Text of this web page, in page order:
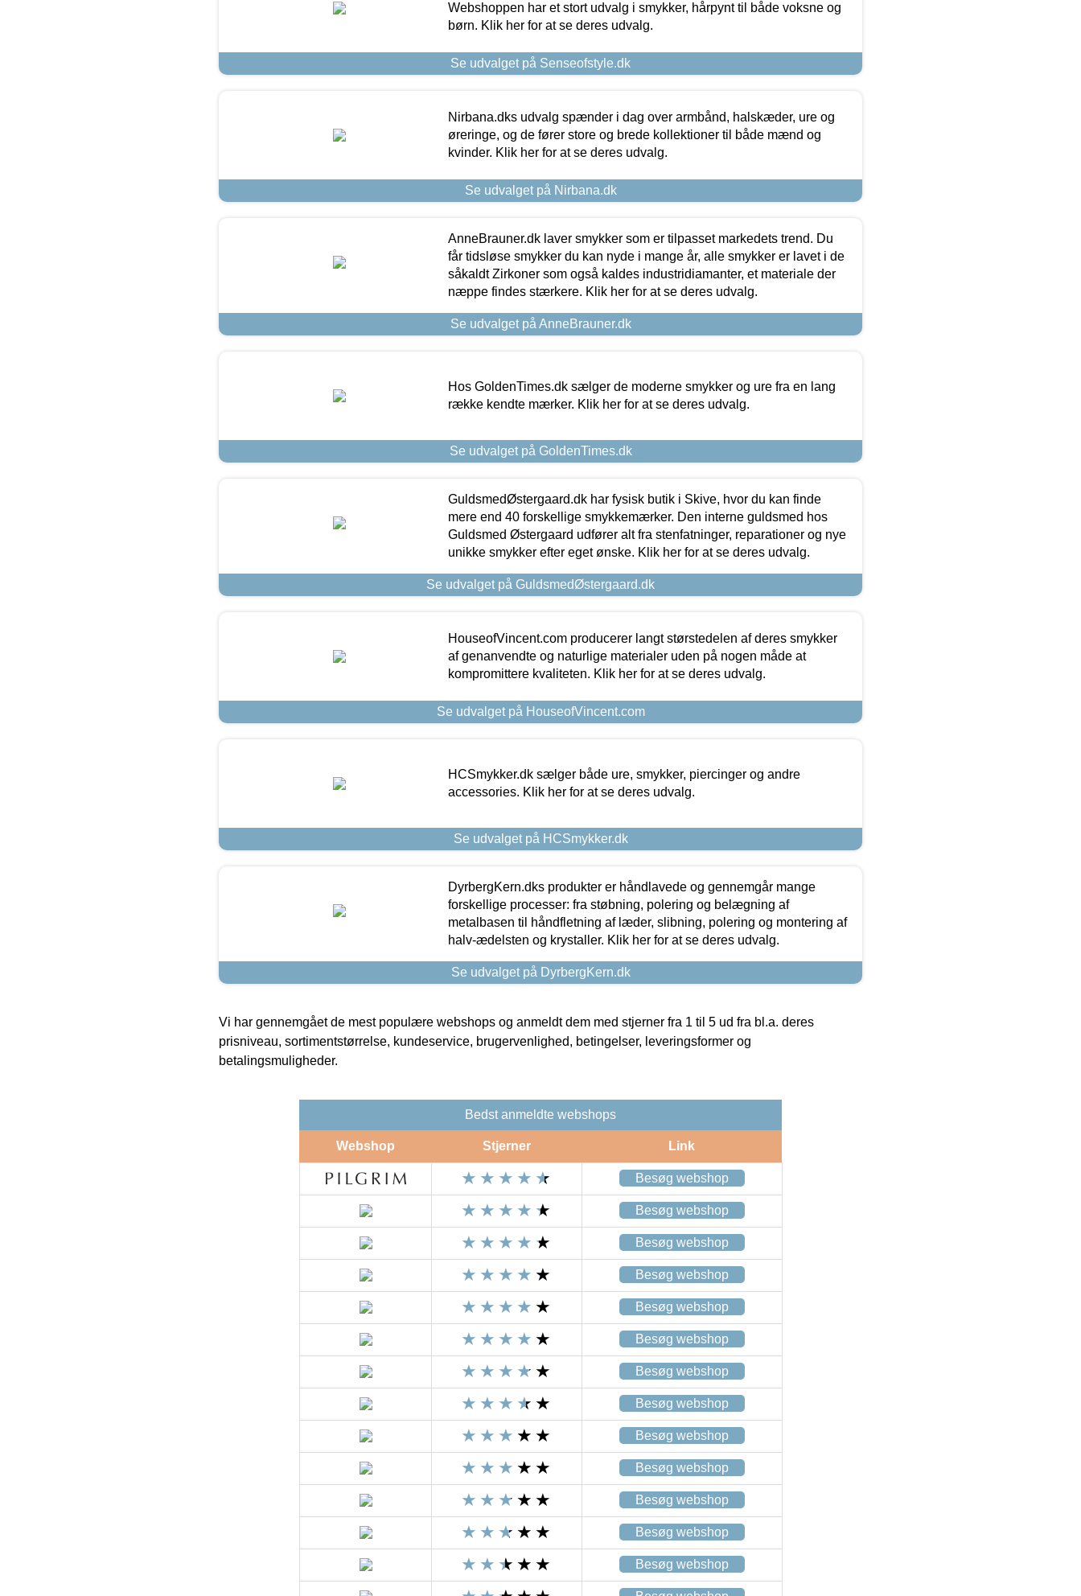
Webshoppen har et stort udvalg i smykker, hårpynt til både voksne og
børn. Klik her for at se deres udvalg.
Se udvalget på Senseofstyle.dk
Nirbana.dks udvalg spænder i dag over armbånd, halskæder, ure og
øreringe, og de fører store og brede kollektioner til både mænd og
kvinder. Klik her for at se deres udvalg.
Se udvalget på Nirbana.dk
AnneBrauner.dk laver smykker som er tilpasset markedets trend. Du
får tidsløse smykker du kan nyde i mange år, alle smykker er lavet i de
såkaldt Zirkoner som også kaldes industridiamanter, et materiale der
næppe findes stærkere. Klik her for at se deres udvalg.
Se udvalget på AnneBrauner.dk
Hos GoldenTimes.dk sælger de moderne smykker og ure fra en lang
række kendte mærker. Klik her for at se deres udvalg.
Se udvalget på GoldenTimes.dk
GuldsmedØstergaard.dk har fysisk butik i Skive, hvor du kan finde
mere end 40 forskellige smykkemærker. Den interne guldsmed hos
Guldsmed Østergaard udfører alt fra stenfatninger, reparationer og nye
unikke smykker efter eget ønske. Klik her for at se deres udvalg.
Se udvalget på GuldsmedØstergaard.dk
HouseofVincent.com producerer langt størstedelen af deres smykker
af genanvendte og naturlige materialer uden på nogen måde at
kompromittere kvaliteten. Klik her for at se deres udvalg.
Se udvalget på HouseofVincent.com
HCSmykker.dk sælger både ure, smykker, piercinger og andre
accessories. Klik her for at se deres udvalg.
Se udvalget på HCSmykker.dk
DyrbergKern.dks produkter er håndlavede og gennemgår mange
forskellige processer: fra støbning, polering og belægning af
metalbasen til håndfletning af læder, slibning, polering og montering af
halv-ædelsten og krystaller. Klik her for at se deres udvalg.
Se udvalget på DyrbergKern.dk
Vi har gennemgået de mest populære webshops og anmeldt dem med stjerner fra 1 til 5 ud fra bl.a. deres
prisniveau, sortimentstørrelse, kundeservice, brugervenlighed, betingelser, leveringsformer og
betalingsmuligheder.
Bedst anmeldte webshops
Webshop Stjerner Link
Besøg webshop
Besøg webshop
Besøg webshop
Besøg webshop
Besøg webshop
Besøg webshop
Besøg webshop
Besøg webshop
Besøg webshop
Besøg webshop
Besøg webshop
Besøg webshop
Besøg webshop